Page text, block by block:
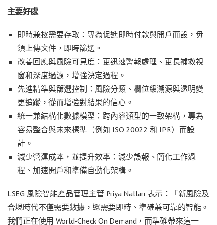
主要好處
即時兼按需要存取：專為促進即時付款與開戶而設，毋
須上傳文件，即時篩選。
改善回應與風險可見度：更迅速警報處理、更長補救視
窗和深度過濾，增強決定過程。
先進精準與篩選控制：風險分類、欄位級溯源與透明變
更追蹤，從而增強對結果的信心。
統一兼結構化數據模型：跨內容類型的一致架構，專為
容易整合與未來標準（例如 ISO 20022 和 IPR）而設
計。
減少營運成本，並提升效率：減少誤報、簡化工作過
程、加速開戶和準備自動化架構。
LSEG 風險智能產品管理主管 Priya Nallan 表示：「新風險及
合規時代不僅需要數據，還需要即時、準確兼可靠的智能。
我們正在使用 World-Check On Demand，而準確帶來這一